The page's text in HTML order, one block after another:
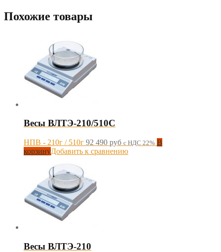
Похожие товары
Весы ВЛТЭ-210/510С
НПВ - 210г / 510г 92 490 руб с НДС 22% В
корзинуДобавить к сравнению
Весы ВЛТЭ-210